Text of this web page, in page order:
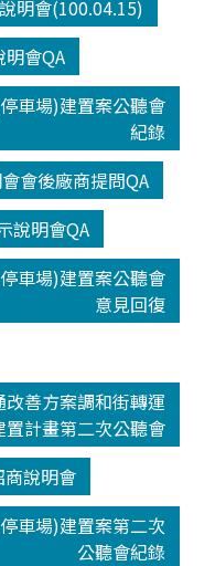
明會(100.04.15)
會QA
車場)建置案公聽會
紀錄
會後廠商提問QA
說明會QA
車場)建置案公聽會
意見回復
善方案調和街轉運
計畫第二次公聽會
說明會
車場)建置案第二次
公聽會紀錄